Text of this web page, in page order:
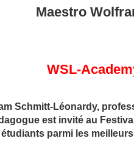
Maestro
WSL-
Schmitt-Léonardy,
est invité au
parmi les